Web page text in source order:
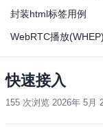
封装html标签用例
WebRTC播放(WHEP)
快速接入
155 次浏览 2026年 5月